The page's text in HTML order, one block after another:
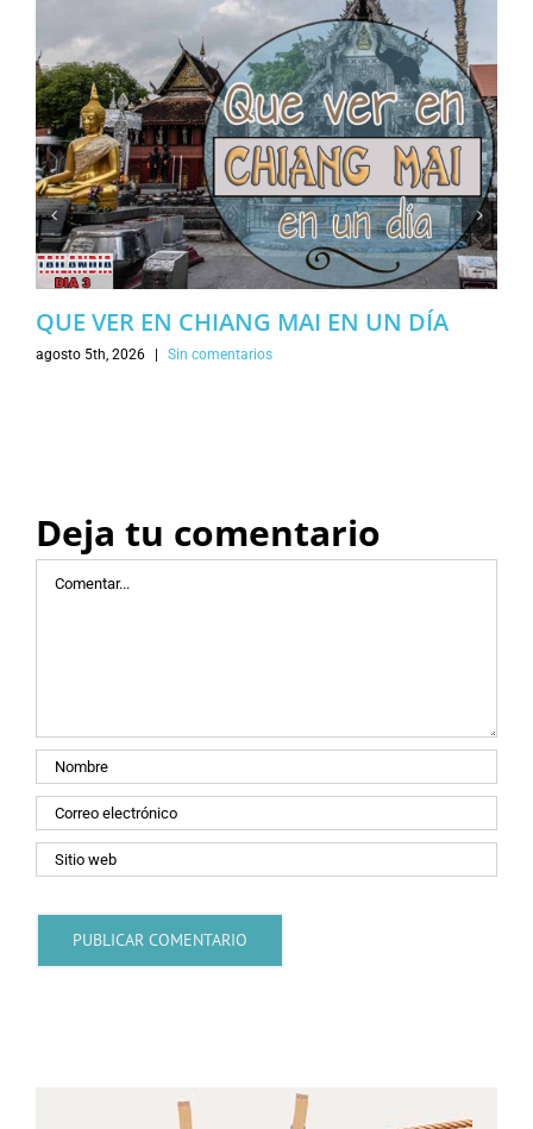
QUE VER EN CHIANG MAI EN UN DÍA
agosto 5th, 2026 | Sin comentarios
Deja tu comentario
Comentar